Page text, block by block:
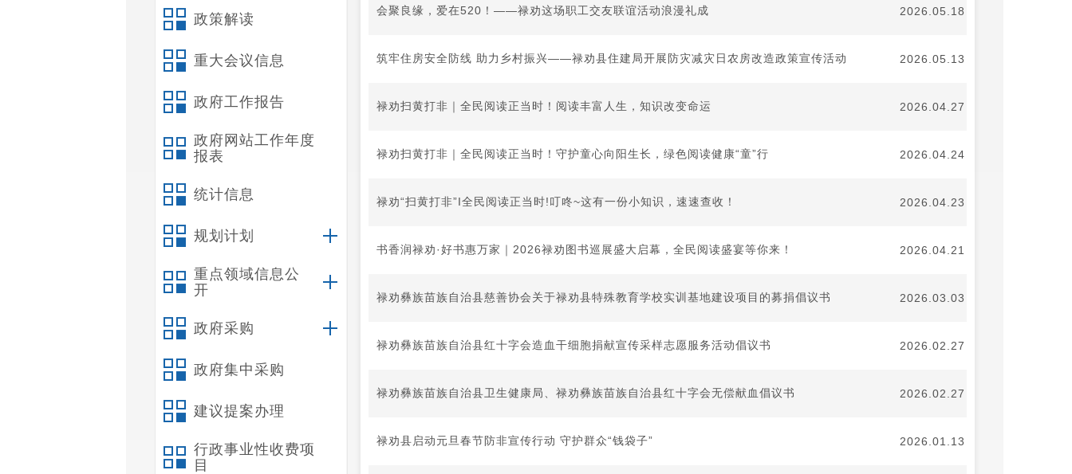
政策解读
重大会议信息
政府工作报告
政府网站工作年度
报表
统计信息
规划计划
重点领域信息公
开
政府采购
政府集中采购
建议提案办理
行政事业性收费项
目
会聚良缘，爱在520！——禄劝这场职工交友联谊活动浪漫礼成 2026.05.18
筑牢住房安全防线 助力乡村振兴——禄劝县住建局开展防灾减灾日农房改造政策宣传活动 2026.05.13
禄劝扫黄打非｜全民阅读正当时！阅读丰富人生，知识改变命运 2026.04.27
禄劝扫黄打非｜全民阅读正当时！守护童心向阳生长，绿色阅读健康“童”行 2026.04.24
禄劝“扫黄打非”I全民阅读正当时!叮咚~这有一份小知识，速速查收！ 2026.04.23
书香润禄劝·好书惠万家｜2026禄劝图书巡展盛大启幕，全民阅读盛宴等你来！ 2026.04.21
禄劝彝族苗族自治县慈善协会关于禄劝县特殊教育学校实训基地建设项目的募捐倡议书 2026.03.03
禄劝彝族苗族自治县红十字会造血干细胞捐献宣传采样志愿服务活动倡议书 2026.02.27
禄劝彝族苗族自治县卫生健康局、禄劝彝族苗族自治县红十字会无偿献血倡议书 2026.02.27
禄劝县启动元旦春节防非宣传行动 守护群众“钱袋子” 2026.01.13